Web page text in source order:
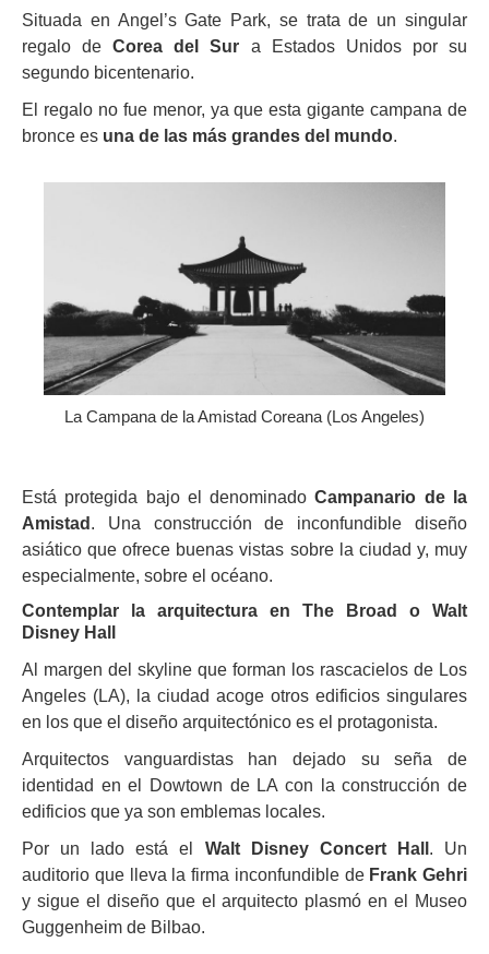
Situada en Angel’s Gate Park, se trata de un singular
regalo deCorea del Sur a Estados Unidos por su
segundo bicentenario.
El regalo no fue menor, ya que esta gigante campana de
bronce es una de las más grandes del mundo.
La Campana de la Amistad Coreana (Los Angeles)
Está protegida bajo el denominadoCampanario de la
Amistad . Una construcción de inconfundible diseño
asiático que ofrece buenas vistas sobre la ciudad y, muy
especialmente, sobre el océano.
Contemplar la arquitectura en The Broad o Walt
Disney Hall
Al margen del skyline que forman los rascacielos de Los
Angeles (LA), la ciudad acoge otros edificios singulares
en los que el diseño arquitectónico es el protagonista.
Arquitectos vanguardistas han dejado su seña de
identidad en el Dowtown de LA con la construcción de
edificios que ya son emblemas locales.
Por un lado está el Walt Disney Concert Hall . Un
auditorio que lleva la firma inconfundible de Frank Gehri
y sigue el diseño que el arquitecto plasmó en el Museo
Guggenheim de Bilbao.